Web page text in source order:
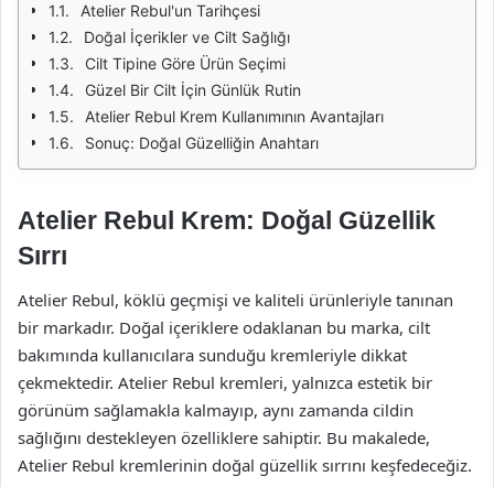
Atelier Rebul'un Tarihçesi
Doğal İçerikler ve Cilt Sağlığı
Cilt Tipine Göre Ürün Seçimi
Güzel Bir Cilt İçin Günlük Rutin
Atelier Rebul Krem Kullanımının Avantajları
Sonuç: Doğal Güzelliğin Anahtarı
Atelier Rebul Krem: Doğal Güzellik
Sırrı
Atelier Rebul, köklü geçmişi ve kaliteli ürünleriyle tanınan
bir markadır. Doğal içeriklere odaklanan bu marka, cilt
bakımında kullanıcılara sunduğu kremleriyle dikkat
çekmektedir. Atelier Rebul kremleri, yalnızca estetik bir
görünüm sağlamakla kalmayıp, aynı zamanda cildin
sağlığını destekleyen özelliklere sahiptir. Bu makalede,
Atelier Rebul kremlerinin doğal güzellik sırrını keşfedeceğiz.